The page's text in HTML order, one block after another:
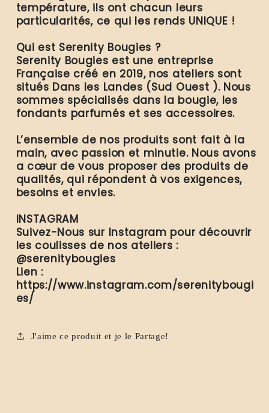
température, ils ont chacun leurs
particularités, ce qui les rends UNIQUE !
Qui est Serenity Bougies ?
Serenity Bougies est une entreprise
Française créé en 2019, nos ateliers sont
situés Dans les Landes (Sud Ouest ). Nous
sommes spécialisés dans la bougie, les
fondants parfumés et ses accessoires.
L’ensemble de nos produits sont fait à la
main, avec passion et minutie. Nous avons
a cœur de vous proposer des produits de
qualités, qui répondent à vos exigences,
besoins et envies.
INSTAGRAM
Suivez-Nous sur Instagram pour découvrir
les coulisses de nos ateliers :
@serenitybougies
Lien :
https://www.instagram.com/serenitybougi
es/
J'aime ce produit et je le Partage!